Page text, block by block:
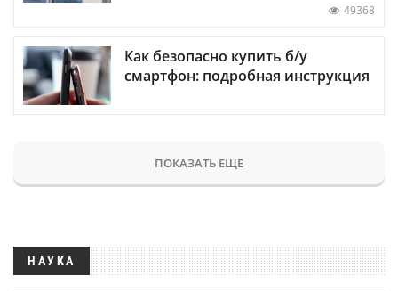
49368
Как безопасно купить б/у
смартфон: подробная инструкция
ПОКАЗАТЬ ЕЩЕ
НАУКА